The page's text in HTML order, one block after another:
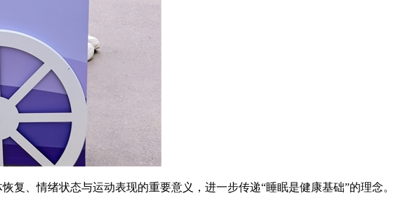
复、情绪状态与运动表现的重要意义，进一步传递“睡眠是健康基础”的理念。